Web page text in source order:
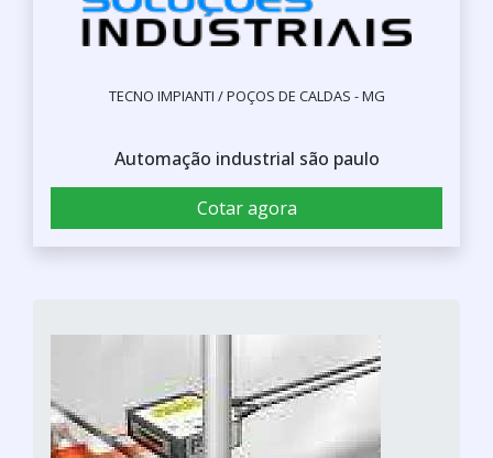
TECNO IMPIANTI / POÇOS DE CALDAS - MG
Automação industrial são paulo
Cotar agora